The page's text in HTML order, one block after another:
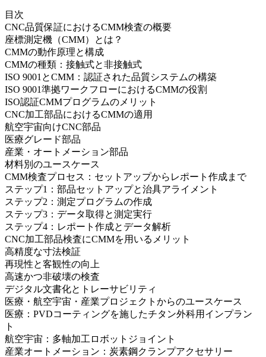
目次
CNC品質保証におけるCMM検査の概要
座標測定機（CMM）とは？
CMMの動作原理と構成
CMMの種類：接触式と非接触式
ISO 9001とCMM：認証された品質システムの構築
ISO 9001準拠ワークフローにおけるCMMの役割
ISO認証CMMプログラムのメリット
CNC加工部品におけるCMMの適用
航空宇宙向けCNC部品
医療グレード部品
産業・オートメーション部品
材料別のユースケース
CMM検査プロセス：セットアップからレポート作成まで
ステップ1：部品セットアップと治具アライメント
ステップ2：測定プログラムの作成
ステップ3：データ取得と測定実行
ステップ4：レポート作成とデータ解析
CNC加工部品検査にCMMを用いるメリット
高精度な寸法検証
再現性と客観性の向上
高速かつ非破壊の検査
デジタル文書化とトレーサビリティ
医療・航空宇宙・産業プロジェクトからのユースケース
医療：PVDコーティングを施したチタン外科用インプラン
ト
航空宇宙：多軸加工ロボットジョイント
産業オートメーション：炭素鋼クランプアクセサリー